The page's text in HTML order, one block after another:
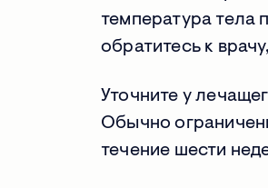
температура тела
обратитесь к
Уточните у
Обычно
течение шести